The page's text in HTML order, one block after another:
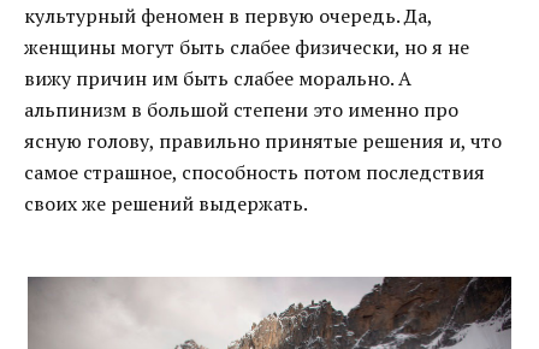
культурный феномен в первую очередь. Да,
женщины могут быть слабее физически, но я не
вижу причин им быть слабее морально. А
альпинизм в большой степени это именно про
ясную голову, правильно принятые решения и, что
самое страшное, способность потом последствия
своих же решений выдержать.